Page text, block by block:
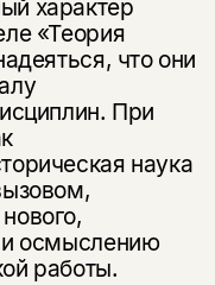
характер
«Теория
что они
При
наука
и осмыслению
работы.